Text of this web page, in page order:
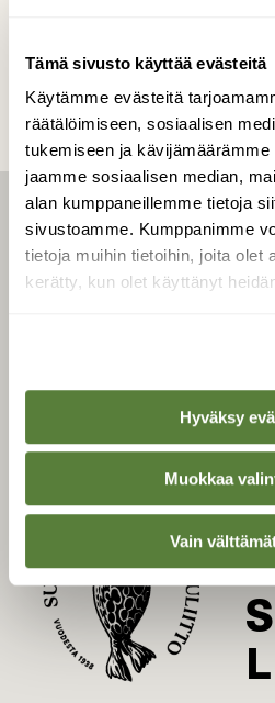
Tämä sivusto käyttää evästeitä
Käytämme evästeitä
räätälöimiseen, sosiaalisen
tukemiseen ja
jaamme sosiaalisen median,
alan kumppaneillemme tietoja
sivustoamme. Kumppanimme
tietoja muihin tietoihin, joita olet
kerätty, kun olet käyttänyt
Hyväksy
Muokkaa
Vain